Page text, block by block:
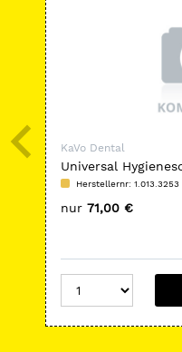
KaVo Dental
Universal
Herstellernr: 1.013.3253
nur 71,00 €